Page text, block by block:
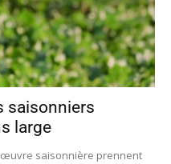
saisonniers
large
saisonnière prennent